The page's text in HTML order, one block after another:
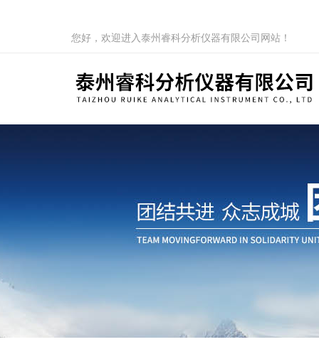
您好，欢迎进入泰州睿科分析仪器有限公司网站！